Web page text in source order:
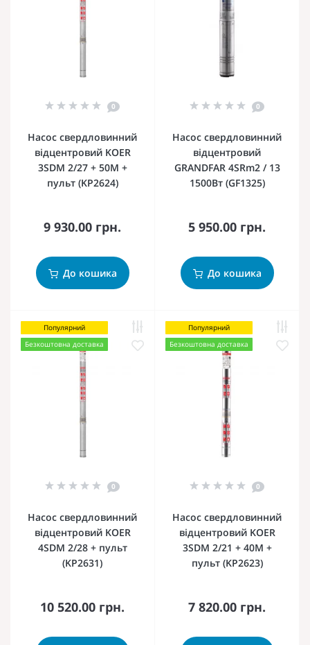
0
Насос свердловинний
відцентровий KOER
3SDM 2/27 + 50M +
пульт (KP2624)
9 930.00 грн.
До кошика
0
Насос свердловинний
відцентровий
GRANDFAR 4SRm2 / 13
1500Вт (GF1325)
5 950.00 грн.
До кошика
Популярний
Безкоштовна доставка
0
Насос свердловинний
відцентровий KOER
4SDM 2/28 + пульт
(KP2631)
10 520.00 грн.
Популярний
Безкоштовна доставка
0
Насос свердловинний
відцентровий KOER
3SDM 2/21 + 40M +
пульт (KP2623)
7 820.00 грн.